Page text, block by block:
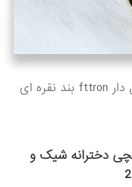
ساعت مچی زنانه بند استیل نگین دار fttron بند نقره ای
دخترانه شیک و